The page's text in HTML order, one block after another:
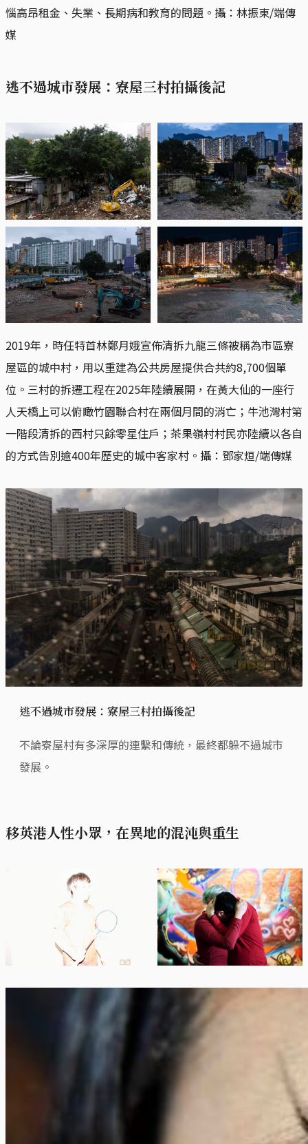
惱高昂租金、失業、長期病和教育的問題。攝：林振東/端傳
媒
逃不過城市發展：寮屋三村拍攝後記
2019年，時任特首林鄭月娥宣佈清拆九龍三條被稱為市區寮
屋區的城中村，用以重建為公共房屋提供合共約8,700個單
位。三村的拆遷工程在2025年陸續展開，在黃大仙的一座行
人天橋上可以俯瞰竹園聯合村在兩個月間的消亡；牛池灣村第
一階段清拆的西村只餘零星住戶；茶果嶺村村民亦陸續以各自
的方式告別逾400年歷史的城中客家村。攝：鄧家烜/端傳媒
逃不過城市發展：寮屋三村拍攝後記
不論寮屋村有多深厚的連繫和傳統，最終都躲不過城市
發展。
移英港人性小眾，在異地的混沌與重生